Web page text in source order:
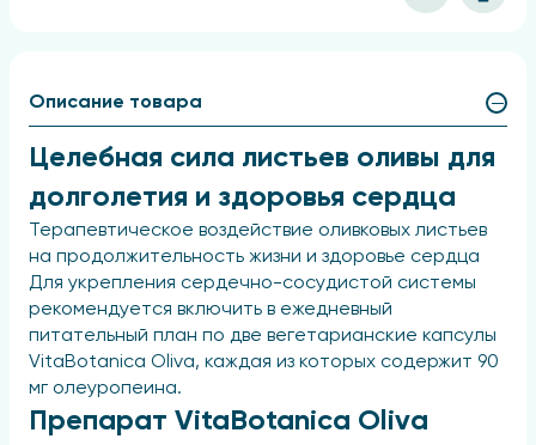
Описание товара
Целебная сила листьев оливы для
долголетия и здоровья сердца
Терапевтическое воздействие оливковых листьев
на продолжительность жизни и здоровье сердца
Для укрепления сердечно-сосудистой системы
рекомендуется включить в ежедневный
питательный план по две вегетарианские капсулы
VitaBotanica Oliva, каждая из которых содержит 90
мг олеуропеина.
Препарат VitaBotanica Oliva